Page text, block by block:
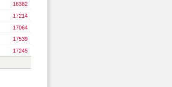
18382
17214
17064
17539
17245